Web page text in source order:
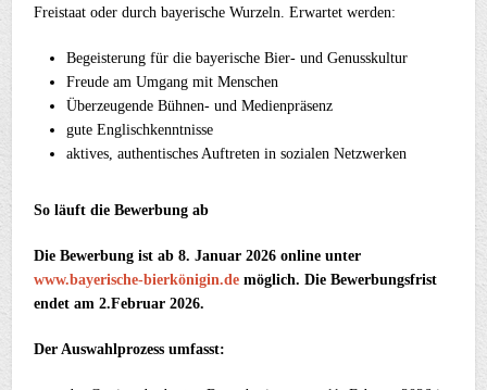
Freistaat oder durch bayerische Wurzeln. Erwartet werden:
Begeisterung für die bayerische Bier- und Genusskultur
Freude am Umgang mit Menschen
Überzeugende Bühnen- und Medienpräsenz
gute Englischkenntnisse
aktives, authentisches Auftreten in sozialen Netzwerken
So läuft die Bewerbung ab
Die Bewerbung ist ab 8. Januar 2026 online unter
www.bayerische-bierkönigin.de möglich. Die Bewerbungsfrist
endet am 2.Februar 2026.
Der Auswahlprozess umfasst: